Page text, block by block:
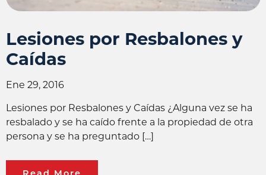
Lesiones por Resbalones y
Caídas
Ene 29, 2016
Lesiones por Resbalones y Caídas ¿Alguna vez se ha
resbalado y se ha caído frente a la propiedad de otra
persona y se ha preguntado […]